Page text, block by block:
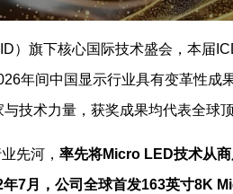
）旗下核心国际技术盛会，本届
年间中国显示行业具有变革性成
技术力量，获奖成果均代表全球顶
先河， 率先将Micro LED技术从
年7月 ，公司 全球首发163英寸8K